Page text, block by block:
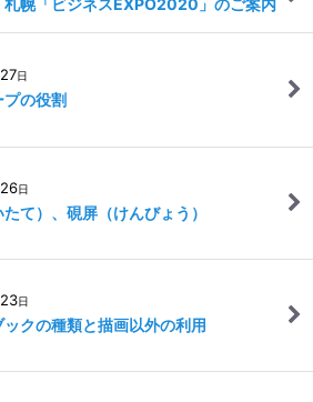
27日
プの役割
26日
て）、硯屏（けんびょう）
23日
ックの種類と描画以外の利用